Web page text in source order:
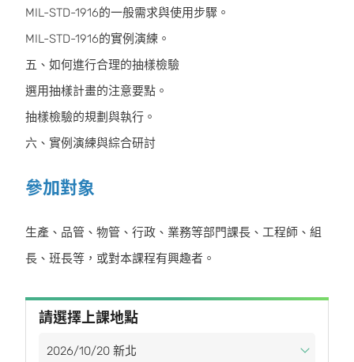
MIL-STD-1916的一般需求與使用步驟。
MIL-STD-1916的實例演練。
五、如何進行合理的抽樣檢驗
選用抽樣計畫的注意要點。
抽樣檢驗的規劃與執行。
六、實例演練與綜合研討
參加對象
生產、品管、物管、行政、業務等部門課長、工程師、組
長、班長等，或對本課程有興趣者。
請選擇上課地點